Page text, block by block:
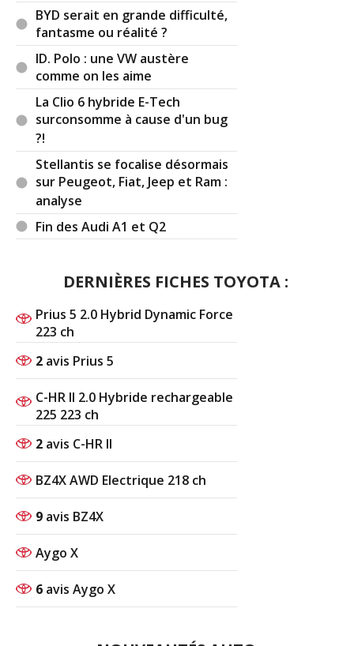
BYD serait en grande difficulté,
fantasme ou réalité ?
ID. Polo : une VW austère
comme on les aime
La Clio 6 hybride E-Tech
surconsomme à cause d'un bug
?!
Stellantis se focalise désormais
sur Peugeot, Fiat, Jeep et Ram :
analyse
Fin des Audi A1 et Q2
DERNIÈRES FICHES TOYOTA :
Prius 5 2.0 Hybrid Dynamic Force
223 ch
2 avis Prius 5
C-HR II 2.0 Hybride rechargeable
225 223 ch
2 avis C-HR II
BZ4X AWD Electrique 218 ch
9 avis BZ4X
Aygo X
6 avis Aygo X